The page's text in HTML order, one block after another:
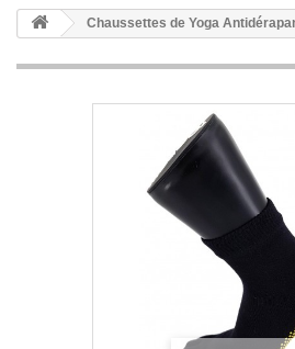
Chaussettes de Yoga